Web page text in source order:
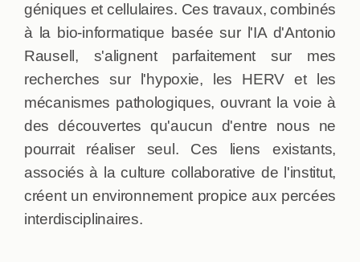
géniques et cellulaires. Ces travaux, combinés
à la bio-informatique basée sur l'IA d'Antonio
Rausell, s'alignent parfaitement sur mes
recherches sur l'hypoxie, les HERV et les
mécanismes pathologiques, ouvrant la voie à
des découvertes qu'aucun d'entre nous ne
pourrait réaliser seul. Ces liens existants,
associés à la culture collaborative de l'institut,
créent un environnement propice aux percées
interdisciplinaires.